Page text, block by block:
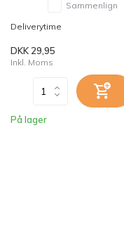
Sammenlign
Deliverytime
DKK 29,95
Inkl. Moms
På lager